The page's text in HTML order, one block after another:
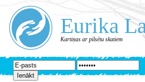
Eurika
Kartiņas ar pilsētu skatiem